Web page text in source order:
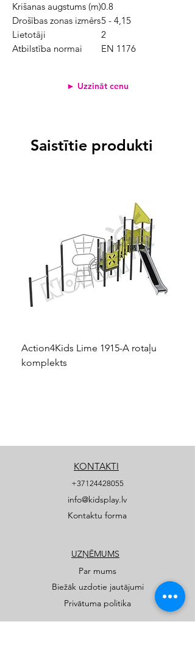
Krišanas augstums (m)0.8
Drošības zonas izmērs5 - 4,15
Lietotāji
2
Atbilstība normai
EN 1176
► Uzzināt cenu
Saistītie produkti
Action4Kids Lime 1915-A rotaļu
komplekts
KONTAKTI
+37124428055
info@kidsplay.lv
Kontaktu forma
UZŅĒMUMS
Par mums
Biežāk uzdotie jautājumi
Privātuma politika